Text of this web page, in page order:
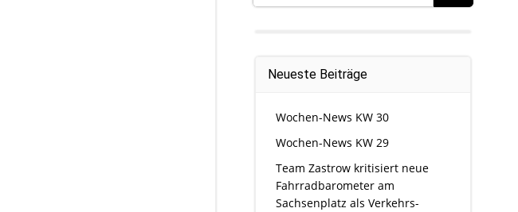
Neueste Beiträge
Wochen-News KW 30
Wochen-News KW 29
Team Zastrow kritisiert neue
Fahrradbarometer am
Sachsenplatz als Verkehrs-